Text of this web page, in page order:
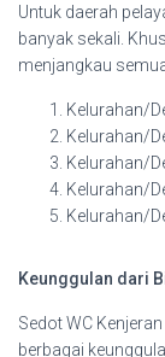
Untuk daerah
banyak sekali.
menjangkau
Kelurahan/
Kelurahan/
Kelurahan/
Kelurahan/
Kelurahan/
Keunggulan dari
Sedot WC
berbagai